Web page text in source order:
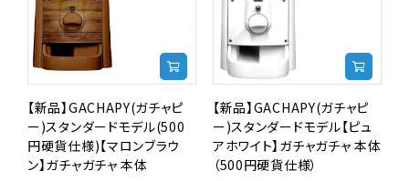
【新品】GACHAPY(ガチャピ
ー)スタンダードモデル(500
円硬貨仕様)【マロンブラウ
ン】ガチャガチャ 本体
【新品】GACHAPY(ガチャピ
ー)スタンダードモデル【ピュ
アホワイト】ガチャガチャ 本体
（500円硬貨仕様）